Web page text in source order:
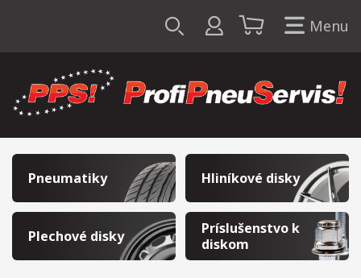
Menu
Pneumatiky Hliníkové disky
Plechové disky
Príslušenstvo k
diskom